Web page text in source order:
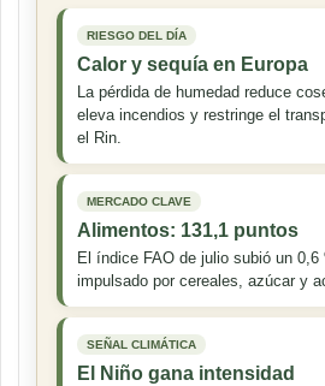
RIESGO DEL DÍA
Calor y sequía en Europa
La pérdida de humedad reduce
eleva incendios y restringe el
el Rin.
MERCADO CLAVE
Alimentos: 131,1 puntos
El índice FAO de julio subió un 0,6
impulsado por cereales, azúcar y
SEÑAL CLIMÁTICA
El Niño gana intensidad